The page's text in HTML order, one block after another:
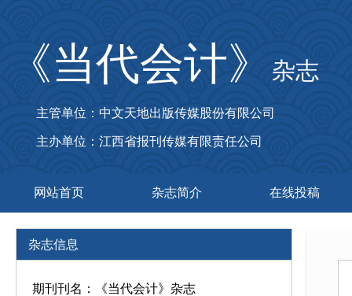
《当代会计》 杂志
主管单位：中文天地出版传媒股份有限公司
主办单位：江西省报刊传媒有限责任公司
网站首页 杂志简介 在线投稿
杂志信息
期刊刊名：《当代会计》杂志